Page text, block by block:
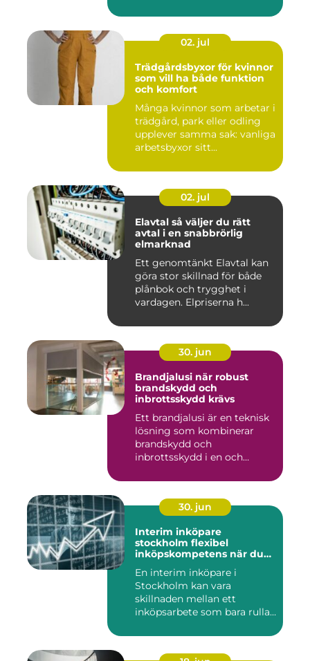
02. jul
Trädgårdsbyxor för kvinnor
som vill ha både funktion
och komfort
Många kvinnor som arbetar i
trädgård, park eller odling
upplever samma sak: vanliga
arbetsbyxor sitt...
02. jul
Elavtal så väljer du rätt
avtal i en snabbrörlig
elmarknad
Ett genomtänkt Elavtal kan
göra stor skillnad för både
plånbok och trygghet i
vardagen. Elpriserna h...
30. jun
Brandjalusi när robust
brandskydd och
inbrottsskydd krävs
Ett brandjalusi är en teknisk
lösning som kombinerar
brandskydd och
inbrottsskydd i en och
30. jun
Interim inköpare
stockholm flexibel
inköpskompetens när du
En interim inköpare i
Stockholm kan vara
skillnaden mellan ett
inköpsarbete som bara rullar